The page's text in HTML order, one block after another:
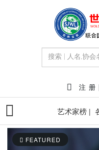
注 册
艺术家榜 |
FEATURED